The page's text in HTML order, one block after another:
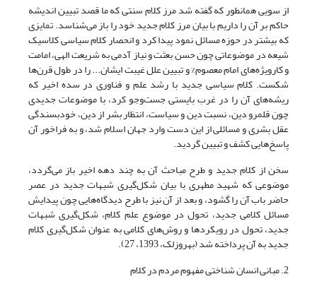
از سویی همانطور که گفته شد مرز کلام سنتی که ما قصد تبیین اندیشه
حاکم بر آن را داریم با بیان مرز کلام جدید خود را باز می‌شناسد. تمایزی
که بیشتر در حوزه مسائل نمود پیدا کرد و انحصار کلام سیاسی کلاسیک
شیعه در موضوعاتی چون حسن بعثت و نیاز آدمی به شریعت الهی، امامت
و کارویژه‌های امام معصوم% و تبیین علل غیبت ایشان... را در طول قرن‌ها
شکست. کلام سیاسی جدید با رشد علم و فناوری در سده اخیر که
ریشه‌های آن را در غرب بایستی جست‌وجو کرد، با موضوعات جدیدی
چون قلمرو دین، نسبت دین و سیاست، انتظار بشر از دین، خودبسندگی
عقل بشری و مسائلی از این دست وارد جهان اسلام شد، و به فراخور آن
پاسخ‌هایی کشف و تبیین گردید.
سخن از کلام جدید و طرح مباحث آن به چند دهه اخیر باز می‌گردد،
موضوعی که شهید مطهری با بیان شکل‌گیری شبهات جدید در عصر
حاضر باب آن را گشود، و بعد از آن نیز با طرح دیدگاه‌هایی چون پیدایش
مسائل کلامی جدید، تحول در موضوع علم کلام، شکل‌گیری شبهات
جدید، تحول در رویکردها و روش‌های کلامی به عنوان شکل‌گیری کلام
جدید به آن پرداخته شد (بهروزلک، 1393، 27).
2. مبانی انسان شناختی مفهوم مردم در کلام